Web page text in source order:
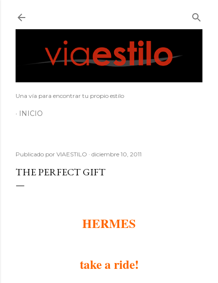
Una vía para encontrar tu propio estilo
INICIO
Publicado por VIAESTILO diciembre 10, 2011
THE PERFECT GIFT
HERMES
take a ride!